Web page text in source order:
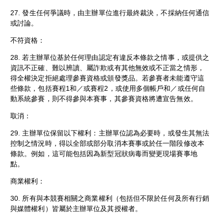
27. 發生任何爭議時，由主辦單位進行最終裁決，不採納任何通信
或討論。
不符資格：
28. 若主辦單位基於任何理由認定有違反本條款之情事，或提供之
資訊不正確、難以辨讀、屬詐欺或有其他無效或不正當之情形，
得全權決定拒絕處理參賽資格或頒發獎品。若參賽者未能遵守這
些條款，包括賽程1和／或賽程2，或使用多個帳戶和／或任何自
動系統參賽，則不得參與本賽事，其參賽資格將遭宣告無效。
取消：
29. 主辦單位保留以下權利：主辦單位認為必要時，或發生其無法
控制之情況時，得以全部或部分取消本賽事或於任一階段修改本
條款。例如，這可能包括因為新型冠狀病毒而變更現場賽事地
點。
商業權利：
30. 所有與本競賽相關之商業權利（包括但不限於任何及所有行銷
與媒體權利）皆屬於主辦單位及其授權者。